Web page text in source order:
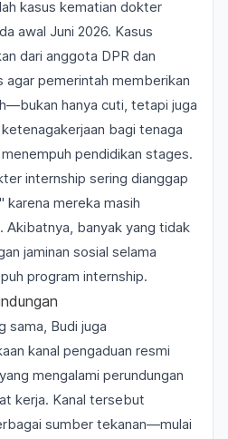
kasus kematian dokter
awal Juni 2026. Kasus
dari anggota DPR dan
agar pemerintah memberikan
hanya cuti, tetapi juga
bagi tenaga
pendidikan stages.
internship sering dianggap
karena mereka masih
banyak yang tidak
jaminan sosial selama
program internship.
sama, Budi juga
kanal pengaduan resmi
mengalami perundungan
kerja. Kanal tersebut
sumber tekanan—mulai